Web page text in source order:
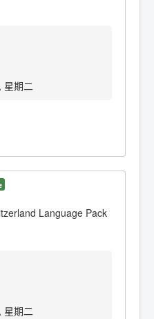
期二
Language Pack
星期二